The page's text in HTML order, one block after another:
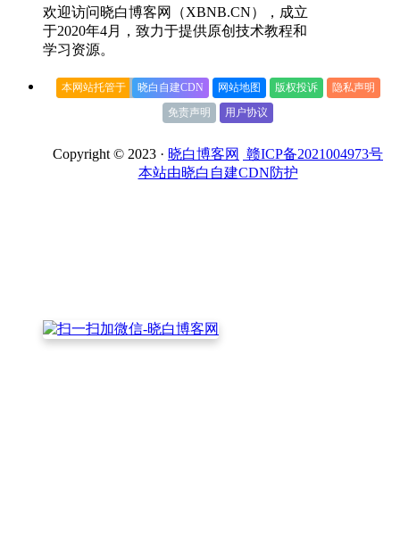
欢迎访问晓白博客网（XBNB.CN），成立
于2020年4月，致力于提供原创技术教程和
学习资源。
本网站托管于 晓白自建CDN 网站地图 版权投诉
隐私声明
免责声明
用户协议
Copyright © 2023 · 晓白博客网
赣ICP备2021004973号
本站由晓白自建CDN防护